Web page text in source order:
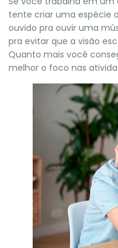
tente criar uma espécie
ouvido pra ouvir uma
pra evitar que a visão
Quanto mais você
melhor o foco nas